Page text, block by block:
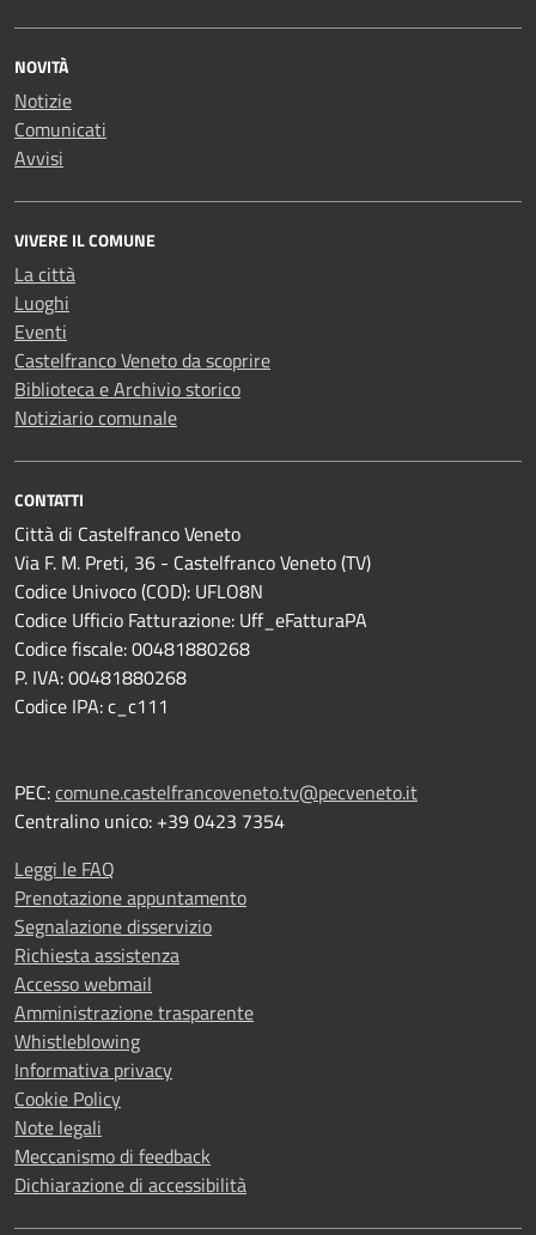
NOVITÀ
Notizie
Comunicati
Avvisi
VIVERE IL COMUNE
La città
Luoghi
Eventi
Castelfranco Veneto da scoprire
Biblioteca e Archivio storico
Notiziario comunale
CONTATTI
Città di Castelfranco Veneto
Via F. M. Preti, 36 - Castelfranco Veneto (TV)
Codice Univoco (COD): UFLO8N
Codice Ufficio Fatturazione: Uff_eFatturaPA
Codice fiscale: 00481880268
P. IVA: 00481880268
Codice IPA: c_c111
PEC:comune.castelfrancoveneto.tv@pecveneto.it
Centralino unico: +39 0423 7354
Leggi le FAQ
Prenotazione appuntamento
Segnalazione disservizio
Richiesta assistenza
Accesso webmail
Amministrazione trasparente
Whistleblowing
Informativa privacy
Cookie Policy
Note legali
Meccanismo di feedback
Dichiarazione di accessibilità